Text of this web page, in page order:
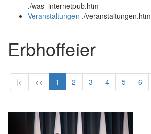
und
schließen
./was_internetpub.htm
Veranstaltungen ./veranstaltungen.htm
Erbhoffeier
|< << 1 2 3 4 5 6